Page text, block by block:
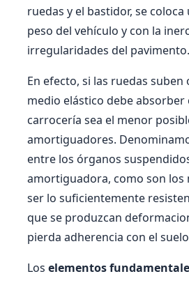
ruedas y el bastidor, se
peso del vehí­culo y con la
irregularidades del
En efecto, si las ruedas
medio elástico debe
carrocerí­a sea el menor
amortiguadores.
entre los órganos
amortiguadora, como son los
ser lo suficientemente
que se produzcan
pierda adherencia con el
Los elementos